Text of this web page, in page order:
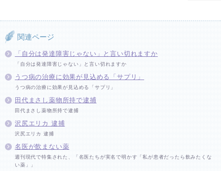
関連ページ
「自分は発達障害じゃない」と言い切れますか
「自分は発達障害じゃない」と言い切れますか
うつ病の治療に効果が見込める「サプリ」
うつ病の治療に効果が見込める「サプリ」
田代まさし薬物所持で逮捕
田代まさし薬物所持で逮捕
沢尻エリカ 逮捕
沢尻エリカ 逮捕
名医が飲まない薬
週刊現代で特集された、「名医たちが実名で明かす「私が患者だったら飲みたくな
い薬」」